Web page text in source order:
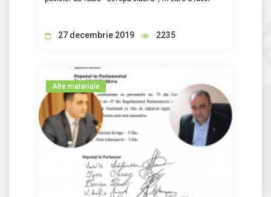
27 decembrie 2019 2235
Alte materiale